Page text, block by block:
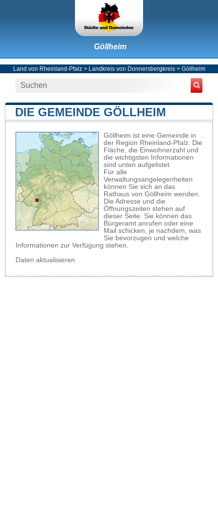
Göllheim
Land von Rheinland-Pfalz> Landkreis von Donnersbergkreis> Göllheim
DIE GEMEINDE GÖLLHEIM
Göllheim ist eine Gemeinde in
der Region Rheinland-Pfalz. Die
Fläche, die Einwohnerzahl und
die wichtigsten Informationen
sind unten aufgelistet.
Für alle
Verwaltungsangelegenheiten
können Sie sich an das
Rathaus von Göllheim wenden.
Die Adresse und die
Öffnungszeiten stehen auf
dieser Seite. Sie können das
Bürgeramt anrufen oder eine
Mail schicken, je nachdem, was
Sie bevorzugen und welche
Informationen zur Verfügung stehen.
Daten aktualisieren